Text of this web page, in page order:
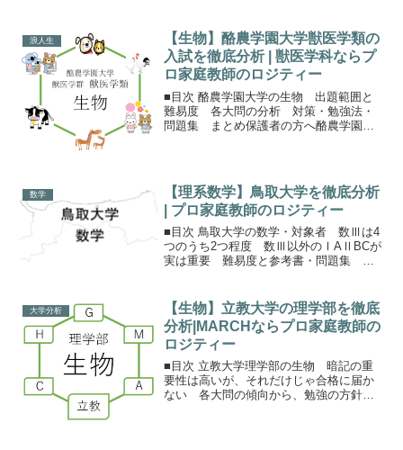
で定員が多い個別試験がS日程です。この
2つの試験は問題...
浪人生
【生物】酪農学園大学獣医学類の
入試を徹底分析 | 獣医学科ならプ
ロ家庭教師のロジティー
■目次 酪農学園大学の生物 出題範囲と
難易度 各大問の分析 対策・勉強法・
問題集 まとめ保護者の方へ酪農学園大
できるように作成...
数学
【理系数学】鳥取大学を徹底分析
| プロ家庭教師のロジティー
■目次 鳥取大学の数学・対象者 数Ⅲは4
つのうち2つ程度 数Ⅲ以外のⅠAⅡBCが
実は重要 難易度と参考書・問題集 ま
Ⅲがない文系数学の2種類です。工学部や
医学部（医学...
大学分析
【生物】立教大学の理学部を徹底
分析|MARCHならプロ家庭教師の
ロジティー
■目次 立教大学理学部の生物 暗記の重
要性は高いが、それだけじゃ合格に届か
ない 各大問の傾向から、勉強の方針が